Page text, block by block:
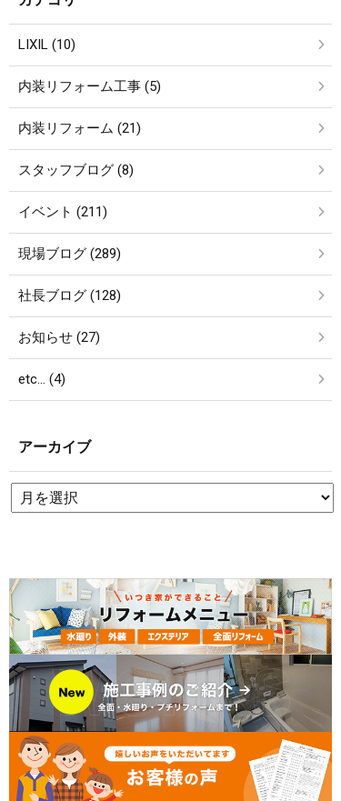
LIXIL (10)
内装リフォーム工事 (5)
内装リフォーム (21)
スタッフブログ (8)
イベント (211)
現場ブログ (289)
社長ブログ (128)
お知らせ (27)
etc… (4)
アーカイブ